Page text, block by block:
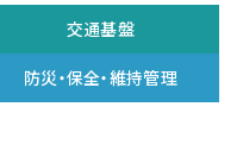
交通基盤
防災・保全・維持管理